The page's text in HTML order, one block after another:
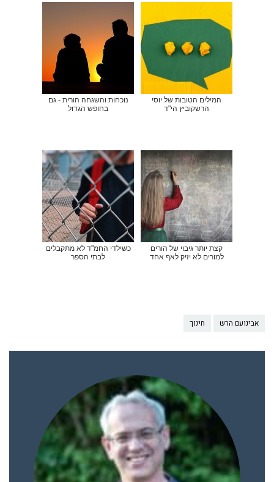
המילים הטובות של יוסי
הרשקוביץ הי"ד
נוכחות והשגחה הורית - גם
בחופש הגדול
קצת יותר גיבוי של הורים
למורים לא יזיק לאף אחד
כשילדי החמ"ד לא מתקבלים
לבתי הספר
אבינועם הרש חינוך